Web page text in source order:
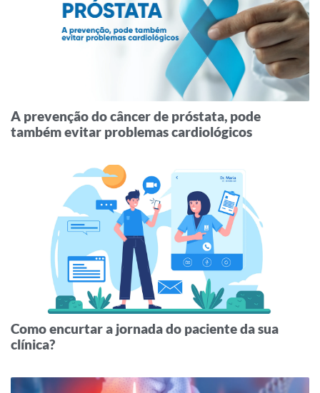
A prevenção do câncer de próstata, pode
também evitar problemas cardiológicos
Como encurtar a jornada do paciente da sua
clínica?